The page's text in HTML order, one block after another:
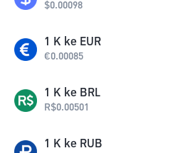
$0.00098
1 K ke EUR
€0.00085
1 K ke BRL
R$0.00501
1 K ke RUB